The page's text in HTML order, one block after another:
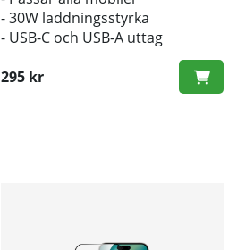
- 30W laddningsstyrka
- USB-C och USB-A uttag
295 kr